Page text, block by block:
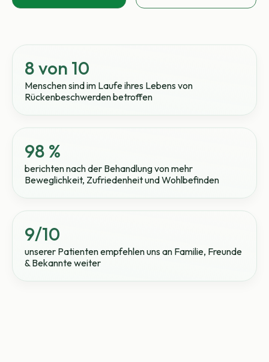
8 von 10
Menschen sind im Laufe ihres Lebens von
Rückenbeschwerden betroffen
98 %
berichten nach der Behandlung von mehr
Beweglichkeit, Zufriedenheit und Wohlbefinden
9/10
unserer Patienten empfehlen uns an Familie, Freunde
& Bekannte weiter